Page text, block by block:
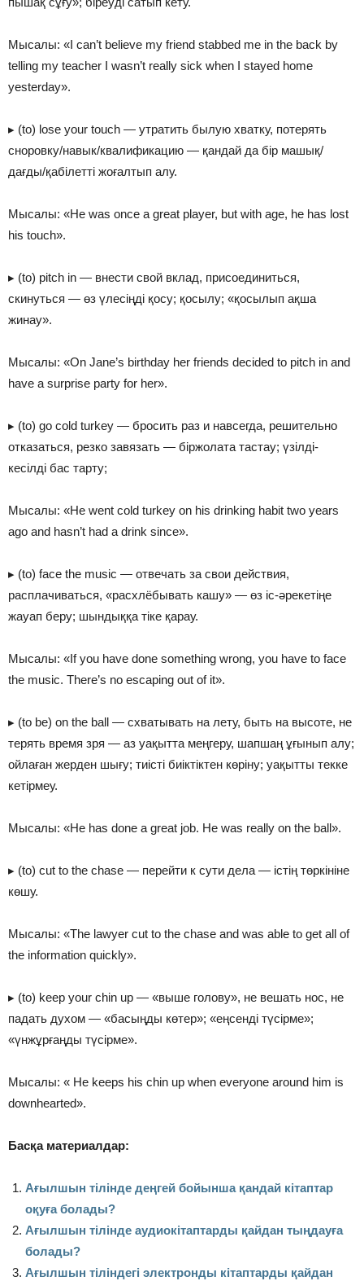
Мысалы: «I can’t believe my friend stabbed me in the back by
telling my teacher I wasn’t really sick when I stayed home
yesterday».
▸ (to) lose your touch — утратить былую хватку, потерять
сноровку/навык/квалификацию — қандай да бір машық/
дағды/қабілетті жоғалтып алу.
Мысалы: «He was once a great player, but with age, he has lost
his touch».
▸ (to) pitch in — внести свой вклад, присоединиться,
скинуться — өз үлесіңді қосу; қосылу; «қосылып ақша
жинау».
Мысалы: «On Jane’s birthday her friends decided to pitch in and
have a surprise party for her».
▸ (to) go cold turkey — бросить раз и навсегда, решительно
отказаться, резко завязать — біржолата тастау; үзілді-
кесілді бас тарту;
Мысалы: «He went cold turkey on his drinking habit two years
ago and hasn’t had a drink since».
▸ (to) face the music — отвечать за свои действия,
расплачиваться, «расхлёбывать кашу» — өз іс-әрекетіңе
жауап беру; шындыққа тіке қарау.
Мысалы: «If you have done something wrong, you have to face
the music. There’s no escaping out of it».
▸ (to be) on the ball — схватывать на лету, быть на высоте, не
терять время зря — аз уақытта меңгеру, шапшаң ұғынып алу;
ойлаған жерден шығу; тиісті биіктіктен көріну; уақытты текке
кетірмеу.
Мысалы: «He has done a great job. He was really on the ball».
▸ (to) cut to the chase — перейти к сути дела — істің төркініне
көшу.
Мысалы: «The lawyer cut to the chase and was able to get all of
the information quickly».
▸ (to) keep your chin up — «выше голову», не вешать нос, не
падать духом — «басыңды көтер»; «еңсенді түсірме»;
«үнжұрғаңды түсірме».
Мысалы: « He keeps his chin up when everyone around him is
downhearted».
Басқа материалдар:
Ағылшын тілінде деңгей бойынша қандай кітаптар
оқуға болады?
Ағылшын тілінде аудиокітаптарды қайдан тыңдауға
болады?
Ағылшын тіліндегі электронды кітаптарды қайдан